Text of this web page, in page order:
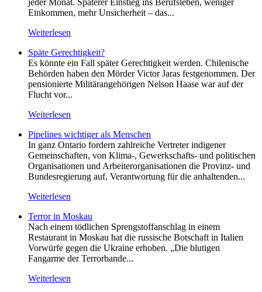
Einkommen, mehr Unsicherheit – das...
Weiterlesen
Späte Gerechtigkeit?
Es könnte ein Fall später Gerechtigkeit werden. Chilenische
Behörden haben den Mörder Victor Jaras festgenommen. Der
pensionierte Militärangehörigen Nelson Haase war auf der
Flucht vor...
Weiterlesen
Pipelines wichtiger als Menschen
In ganz Ontario fordern zahlreiche Vertreter indigener
Gemeinschaften, von Klima-, Gewerkschafts- und politischen
Organisationen und Arbeiterorganisationen die Provinz- und
Bundesregierung auf, Verantwortung für die anhaltenden...
Weiterlesen
Terror in Moskau
Nach einem tödlichen Sprengstoffanschlag in einem
Restaurant in Moskau hat die russische Botschaft in Italien
Vorwürfe gegen die Ukraine erhoben. „Die blutigen
Fangarme der Terrorbande...
Weiterlesen